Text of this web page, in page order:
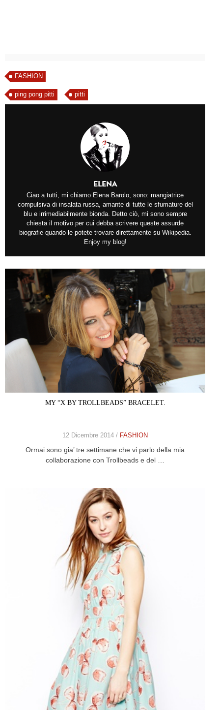
FASHION
ping pong pitti pitti
ELENA
Ciao a tutti, mi chiamo Elena Barolo, sono: mangiatrice
compulsiva di insalata russa, amante di tutte le sfumature del
blu e irrimediabilmente bionda. Detto ciò, mi sono sempre
chiesta il motivo per cui debba scrivere queste assurde
biografie quando le potete trovare direttamente su Wikipedia.
Enjoy my blog!
MY “X BY TROLLBEADS” BRACELET.
12 Dicembre 2014 / FASHION
Ormai sono gia’ tre settimane che vi parlo della mia
collaborazione con Trollbeads e del …